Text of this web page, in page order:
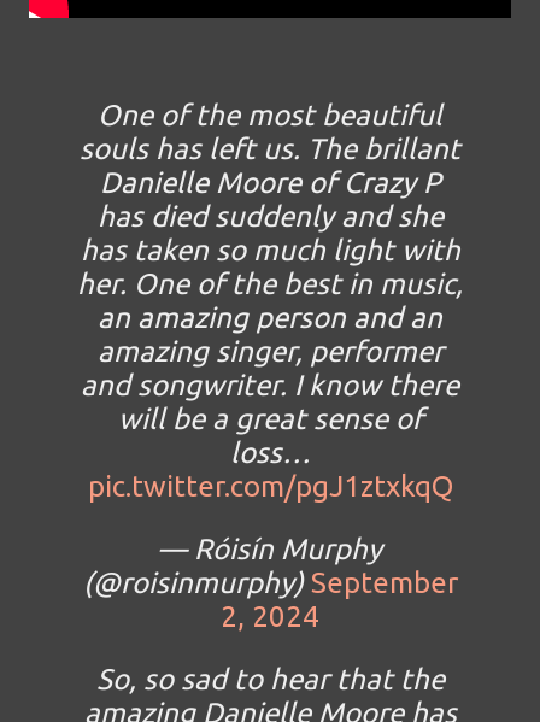
One of the most beautiful
souls has left us. The brillant
Danielle Moore of Crazy P
has died suddenly and she
has taken so much light with
her. One of the best in music,
an amazing person and an
amazing singer, performer
and songwriter. I know there
will be a great sense of
loss…
pic.twitter.com/pgJ1ztxkqQ
— Róisín Murphy
(@roisinmurphy)September
2, 2024
So, so sad to hear that the
amazing Danielle Moore has